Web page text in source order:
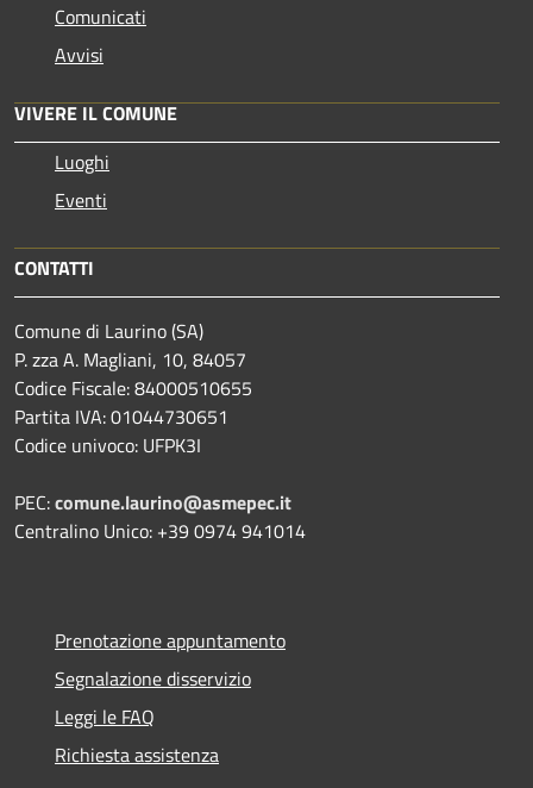
Comunicati
Avvisi
VIVERE IL COMUNE
Luoghi
Eventi
CONTATTI
Comune di Laurino (SA)
P. zza A. Magliani, 10, 84057
Codice Fiscale: 84000510655
Partita IVA: 01044730651
Codice univoco: UFPK3I
PEC:comune.laurino@asmepec.it
Centralino Unico: +39 0974 941014
Prenotazione appuntamento
Segnalazione disservizio
Leggi le FAQ
Richiesta assistenza